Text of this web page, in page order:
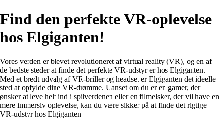
Find den perfekte VR-oplevelse
hos Elgiganten!
Vores verden er blevet revolutioneret af virtual reality (VR), og en af
de bedste steder at finde det perfekte VR-udstyr er hos Elgiganten.
Med et bredt udvalg af VR-briller og headset er Elgiganten det ideelle
sted at opfylde dine VR-drømme. Uanset om du er en gamer, der
ønsker at leve helt ind i spilverdenen eller en filmelsker, der vil have en
mere immersiv oplevelse, kan du være sikker på at finde det rigtige
VR-udstyr hos Elgiganten.